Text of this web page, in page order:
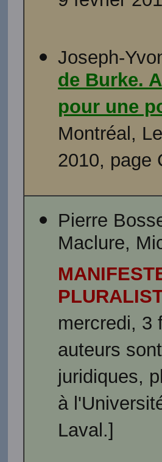
Joseph-
de Burke.
pour une
Montréal,
2010,
Pierre
Maclure,
mercredi,
auteurs
juridiques,
à
Laval.]